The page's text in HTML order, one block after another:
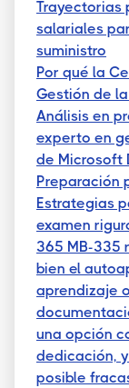
Trayectorias
salariales
suministro
Por qué la
Gestión de
Análisis en
experto en
de Microsoft
Preparación
Estrategias
examen
365 MB-335
bien el
aprendizaje
una opción
dedicación,
posible